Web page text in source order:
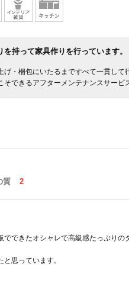
持って家具作りを行っています。
・梱包にいたるまですべて一貫し
できるアフターメンテナンスサービ
質 2
できたオシャレで高級感たっぷり
思っています。